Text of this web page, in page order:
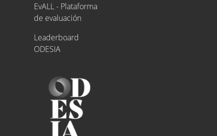
EvALL - Plataforma
de evaluación
Leaderboard
ODESIA